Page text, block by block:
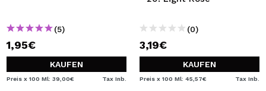
(5)
1,95€
KAUFEN
Preis x 100 Ml: 39,00€ Tax Inb.
(0)
3,19€
KAUFEN
Preis x 100 Ml: 45,57€ Tax Inb.